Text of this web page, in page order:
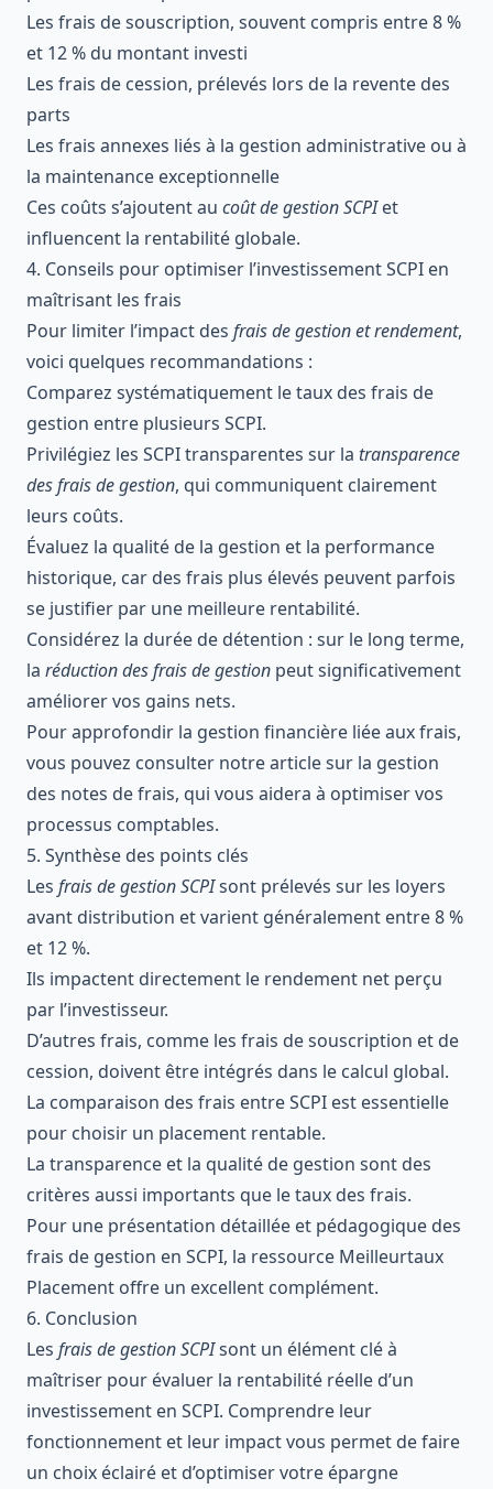
Les frais de souscription, souvent compris entre 8 %
et 12 % du montant investi
Les frais de cession, prélevés lors de la revente des
parts
Les frais annexes liés à la gestion administrative ou à
la maintenance exceptionnelle
Ces coûts s’ajoutent au coût de gestion SCPIet
influencent la rentabilité globale.
4. Conseils pour optimiser l’investissement SCPI en
maîtrisant les frais
Pour limiter l’impact des frais de gestion et rendement,
voici quelques recommandations :
Comparez systématiquement le taux des frais de
gestion entre plusieurs SCPI.
Privilégiez les SCPI transparentes sur la transparence
des frais de gestion, qui communiquent clairement
leurs coûts.
Évaluez la qualité de la gestion et la performance
historique, car des frais plus élevés peuvent parfois
se justifier par une meilleure rentabilité.
Considérez la durée de détention : sur le long terme,
la réduction des frais de gestion peut significativement
améliorer vos gains nets.
Pour approfondir la gestion financière liée aux frais,
vous pouvez consulter notre article sur la gestion
des notes de frais, qui vous aidera à optimiser vos
processus comptables.
5. Synthèse des points clés
Les frais de gestion SCPIsont prélevés sur les loyers
avant distribution et varient généralement entre 8 %
et 12 %.
Ils impactent directement le rendement net perçu
par l’investisseur.
D’autres frais, comme les frais de souscription et de
cession, doivent être intégrés dans le calcul global.
La comparaison des frais entre SCPI est essentielle
pour choisir un placement rentable.
La transparence et la qualité de gestion sont des
critères aussi importants que le taux des frais.
Pour une présentation détaillée et pédagogique des
frais de gestion en SCPI, la ressource Meilleurtaux
Placement offre un excellent complément.
6. Conclusion
Les frais de gestion SCPIsont un élément clé à
maîtriser pour évaluer la rentabilité réelle d’un
investissement en SCPI. Comprendre leur
fonctionnement et leur impact vous permet de faire
un choix éclairé et d’optimiser votre épargne